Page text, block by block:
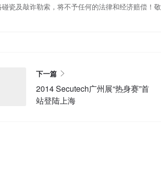
瓷及敲诈勒索，将不予任何的法律和经济赔偿！敬
下一篇
2014 Secutech广州展“热身赛”首
站登陆上海